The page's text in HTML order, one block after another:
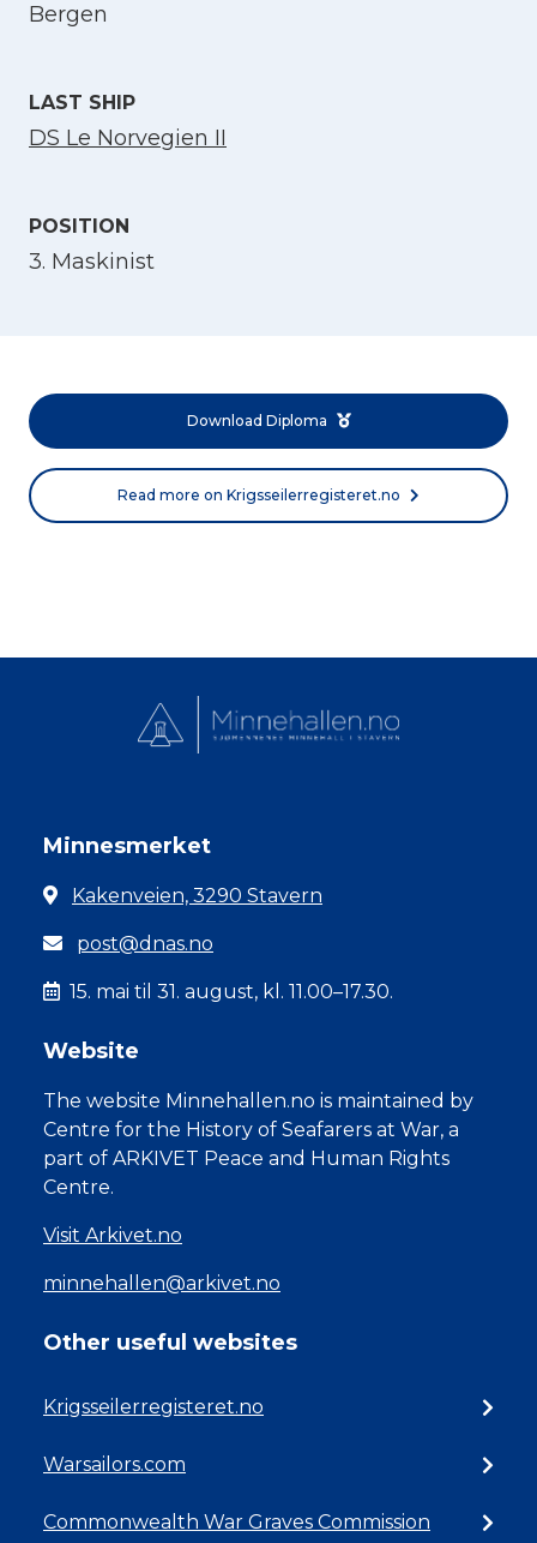
Bergen
LAST SHIP
DS Le Norvegien II
POSITION
3. Maskinist
Download Diploma
Read more on Krigsseilerregisteret.no
Minnesmerket
Kakenveien, 3290 Stavern
post@dnas.no
15. mai til 31. august, kl. 11.00–17.30.
Website
The website Minnehallen.no is maintained by
Centre for the History of Seafarers at War, a
part of ARKIVET Peace and Human Rights
Centre.
Visit Arkivet.no
minnehallen@arkivet.no
Other useful websites
Krigsseilerregisteret.no
Warsailors.com
Commonwealth War Graves Commission
Norsk bokmål